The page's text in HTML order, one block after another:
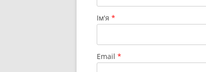
Ім'я *
Email *